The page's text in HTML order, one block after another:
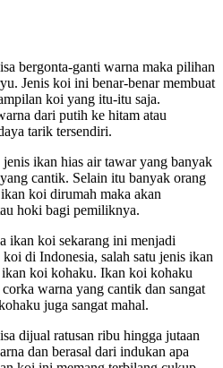
bergonta-ganti warna maka pilihan
Jenis koi ini benar-benar membuat
koi yang itu-itu saja.
dari putih ke hitam atau
tarik tersendiri.
ikan hias air tawar yang banyak
cantik. Selain itu banyak orang
koi dirumah maka akan
hoki bagi pemiliknya.
ikan koi sekarang ini menjadi
di Indonesia, salah satu jenis ikan
koi kohaku. Ikan koi kohaku
warna yang cantik dan sangat
juga sangat mahal.
dijual ratusan ribu hingga jutaan
dan berasal dari indukan apa